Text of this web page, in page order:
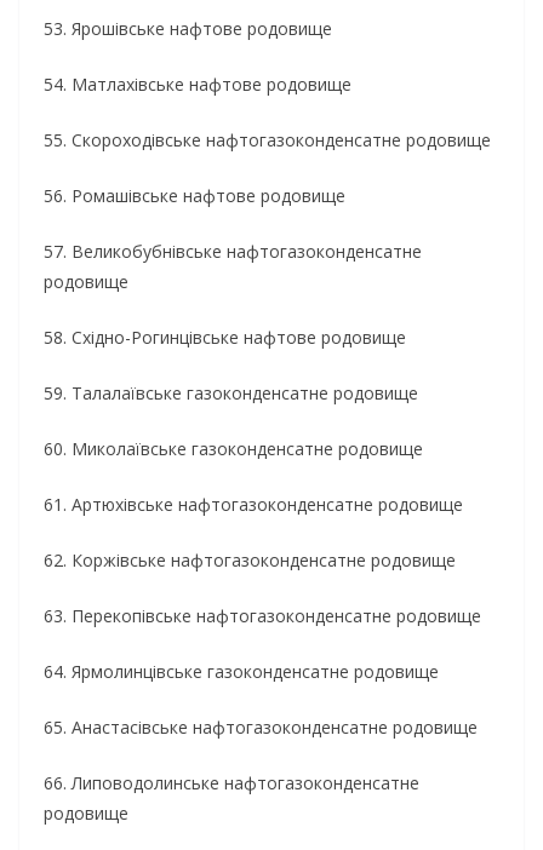
53. Ярошівське нафтове родовище
54. Матлахівське нафтове родовище
55. Скороходівське нафтогазоконденсатне родовище
56. Ромашівське нафтове родовище
57. Великобубнівське нафтогазоконденсатне
родовище
58. Східно-Рогинцівське нафтове родовище
59. Талалаївське газоконденсатне родовище
60. Миколаївське газоконденсатне родовище
61. Артюхівське нафтогазоконденсатне родовище
62. Коржівське нафтогазоконденсатне родовище
63. Перекопівське нафтогазоконденсатне родовище
64. Ярмолинцівське газоконденсатне родовище
65. Анастасівське нафтогазоконденсатне родовище
66. Липоводолинське нафтогазоконденсатне
родовище